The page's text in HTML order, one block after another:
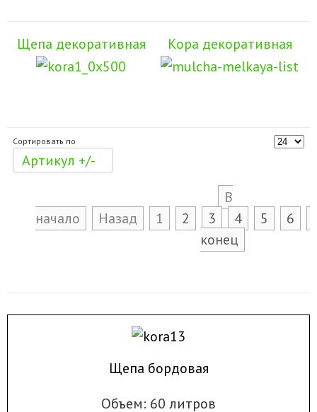
Щепа декоративная Кора декоративная
Сортировать по
Артикул +/-
В
начало
Назад 1 2 3 4 5 6
конец
Щепа бордовая
Объем: 60 литров